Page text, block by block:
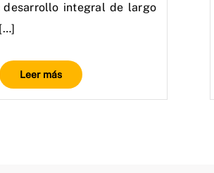
desarrollo integral de largo
Leer más